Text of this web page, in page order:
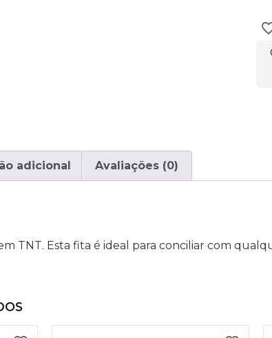
adicional Avaliações (0)
TNT. Esta fita é ideal para conciliar com